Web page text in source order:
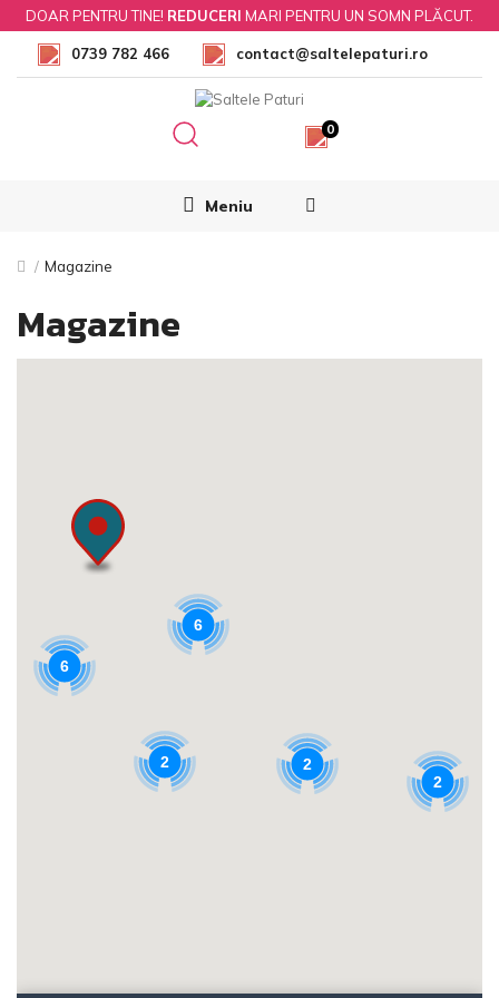
DOAR PENTRU TINE! REDUCERI MARI PENTRU UN SOMN PLĂCUT.
0739 782 466 contact@saltelepaturi.ro
0
Meniu
Magazine
Magazine
6
6
2
2
2